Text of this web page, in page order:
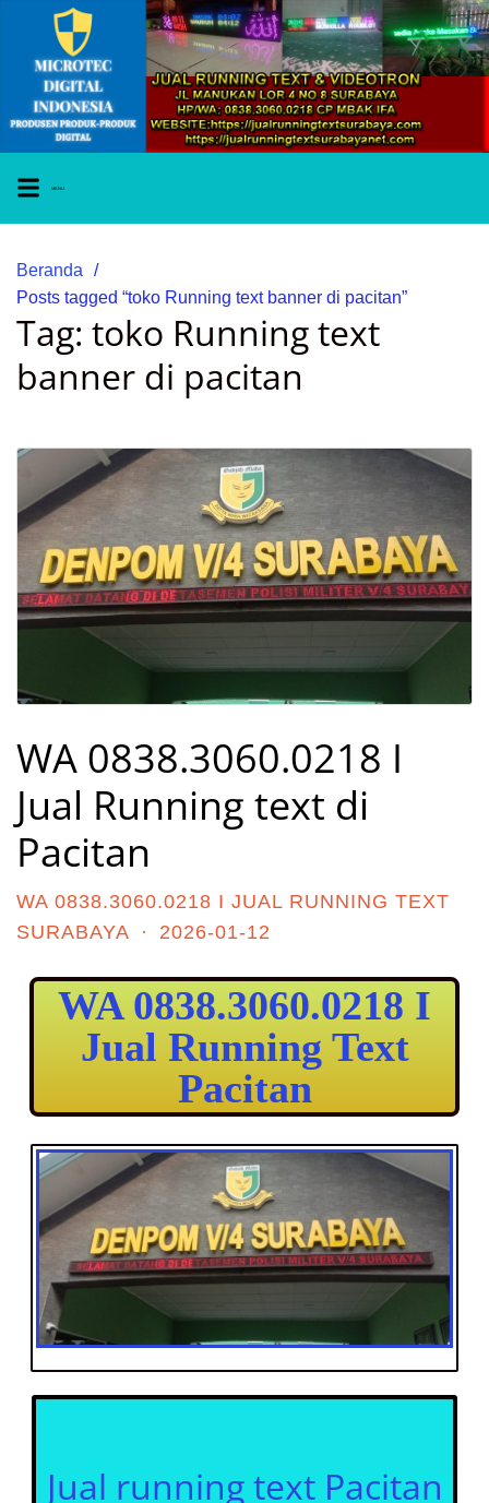
MENU
Beranda
Posts tagged “toko Running text banner di pacitan”
Tag: toko Running text
banner di pacitan
WA 0838.3060.0218 I
Jual Running text di
Pacitan
WA 0838.3060.0218 I JUAL RUNNING TEXT
SURABAYA
· 2026-01-12
WA 0838.3060.0218 I
Jual Running Text
Pacitan
Jual running text Pacitan